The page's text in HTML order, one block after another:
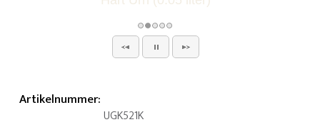
Artikelnummer:
UGK521K